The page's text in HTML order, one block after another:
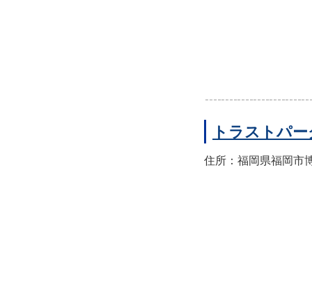
トラストパ
住所：福岡県福岡市